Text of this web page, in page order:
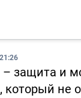
защита и
который не